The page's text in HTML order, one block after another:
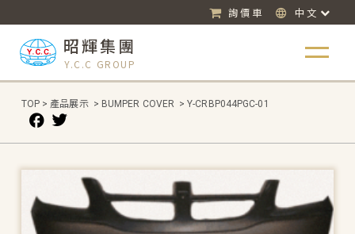
詢價車 中文
昭輝集團
Y.C.C GROUP
TOP > 產品展示 > BUMPER COVER > Y-CRBP044PGC-01